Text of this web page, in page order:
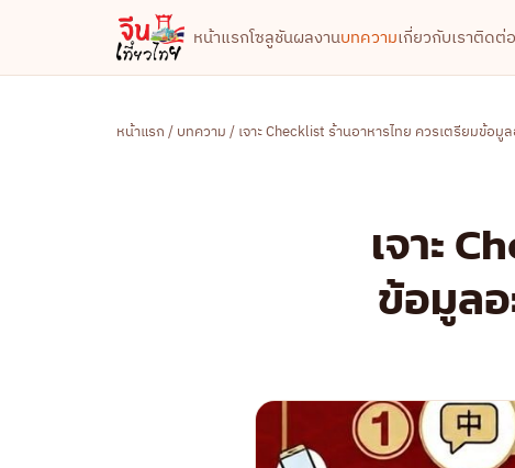
หน้าแรกโซลูชันผลงานบทความเกี่ยวกับเราติดต่
หน้าแรก/บทความ/ เจาะ Checklist ร้านอาหารไทย ควรเตรียมข้อ
เจาะ
ข้อมูล